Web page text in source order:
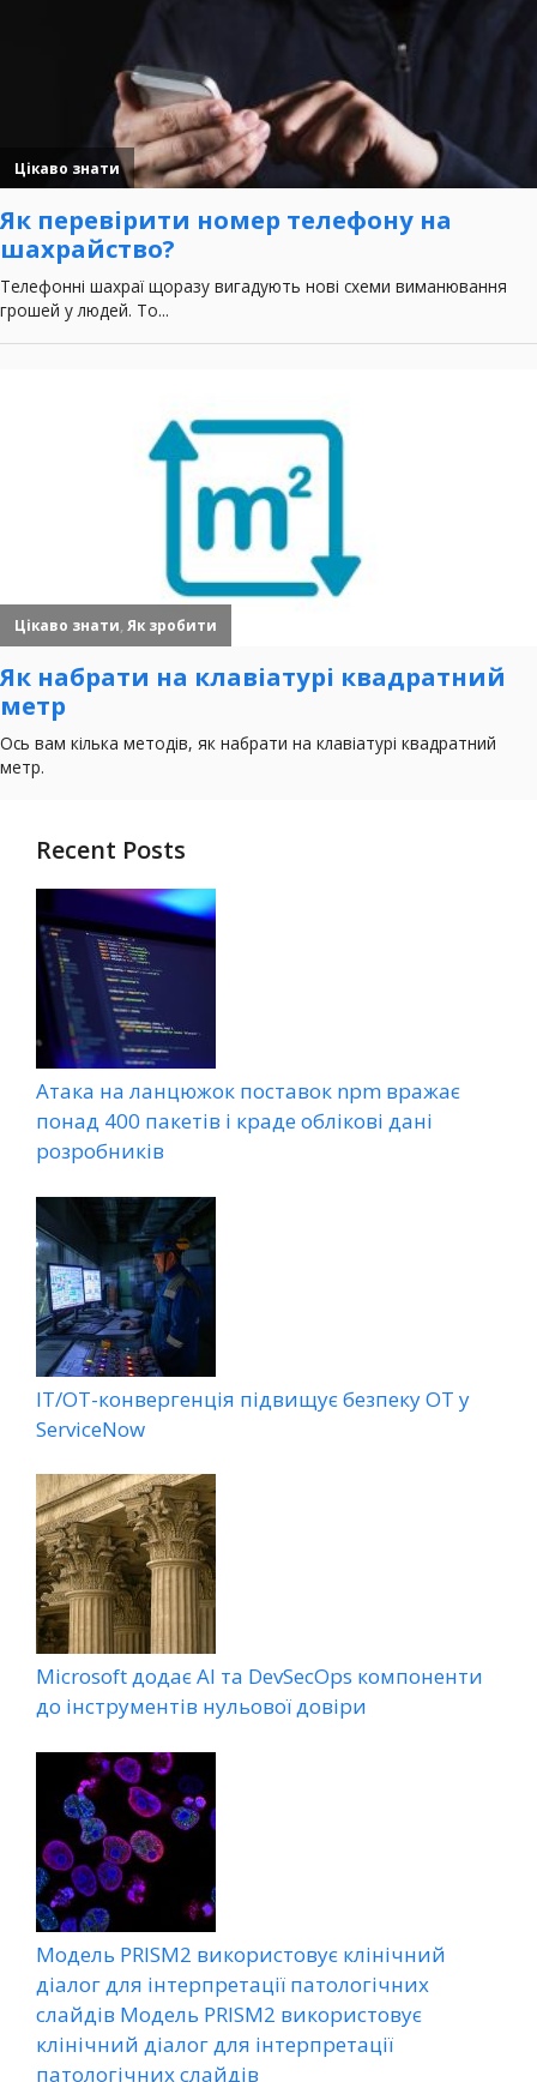
Recent Posts
Атака на ланцюжок поставок npm вражає
понад 400 пакетів і краде облікові дані
розробників
ІТ/ОТ-конвергенція підвищує безпеку ОТ у
ServiceNow
Microsoft додає AI та DevSecOps компоненти
до інструментів нульової довіри
Модель PRISM2 використовує клінічний
діалог для інтерпретації патологічних
слайдів Модель PRISM2 використовує
клінічний діалог для інтерпретації
патологічних слайдів